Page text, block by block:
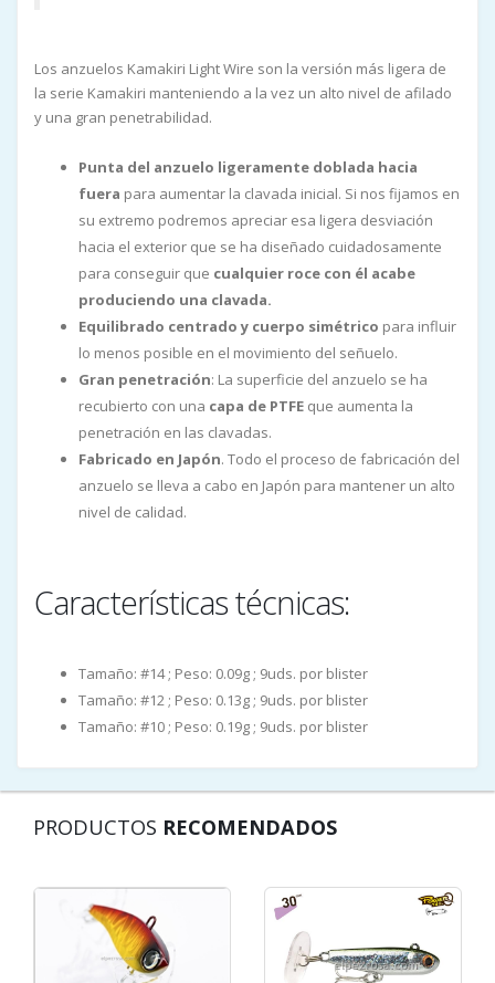
Los anzuelos Kamakiri Light Wire son la versión más ligera de
la serie Kamakiri manteniendo a la vez un alto nivel de afilado
y una gran penetrabilidad.
Punta del anzuelo ligeramente doblada hacia
fuera para aumentar la clavada inicial. Si nos fijamos en
su extremo podremos apreciar esa ligera desviación
hacia el exterior que se ha diseñado cuidadosamente
para conseguir que cualquier roce con él acabe
produciendo una clavada.
Equilibrado centrado y cuerpo simétrico para influir
lo menos posible en el movimiento del señuelo.
Gran penetración: La superficie del anzuelo se ha
recubierto con una capa de PTFE que aumenta la
penetración en las clavadas.
Fabricado en Japón. Todo el proceso de fabricación del
anzuelo se lleva a cabo en Japón para mantener un alto
nivel de calidad.
Características técnicas:
Tamaño: #14 ; Peso: 0.09g ; 9uds. por blister
Tamaño: #12 ; Peso: 0.13g ; 9uds. por blister
Tamaño: #10 ; Peso: 0.19g ; 9uds. por blister
PRODUCTOS RECOMENDADOS